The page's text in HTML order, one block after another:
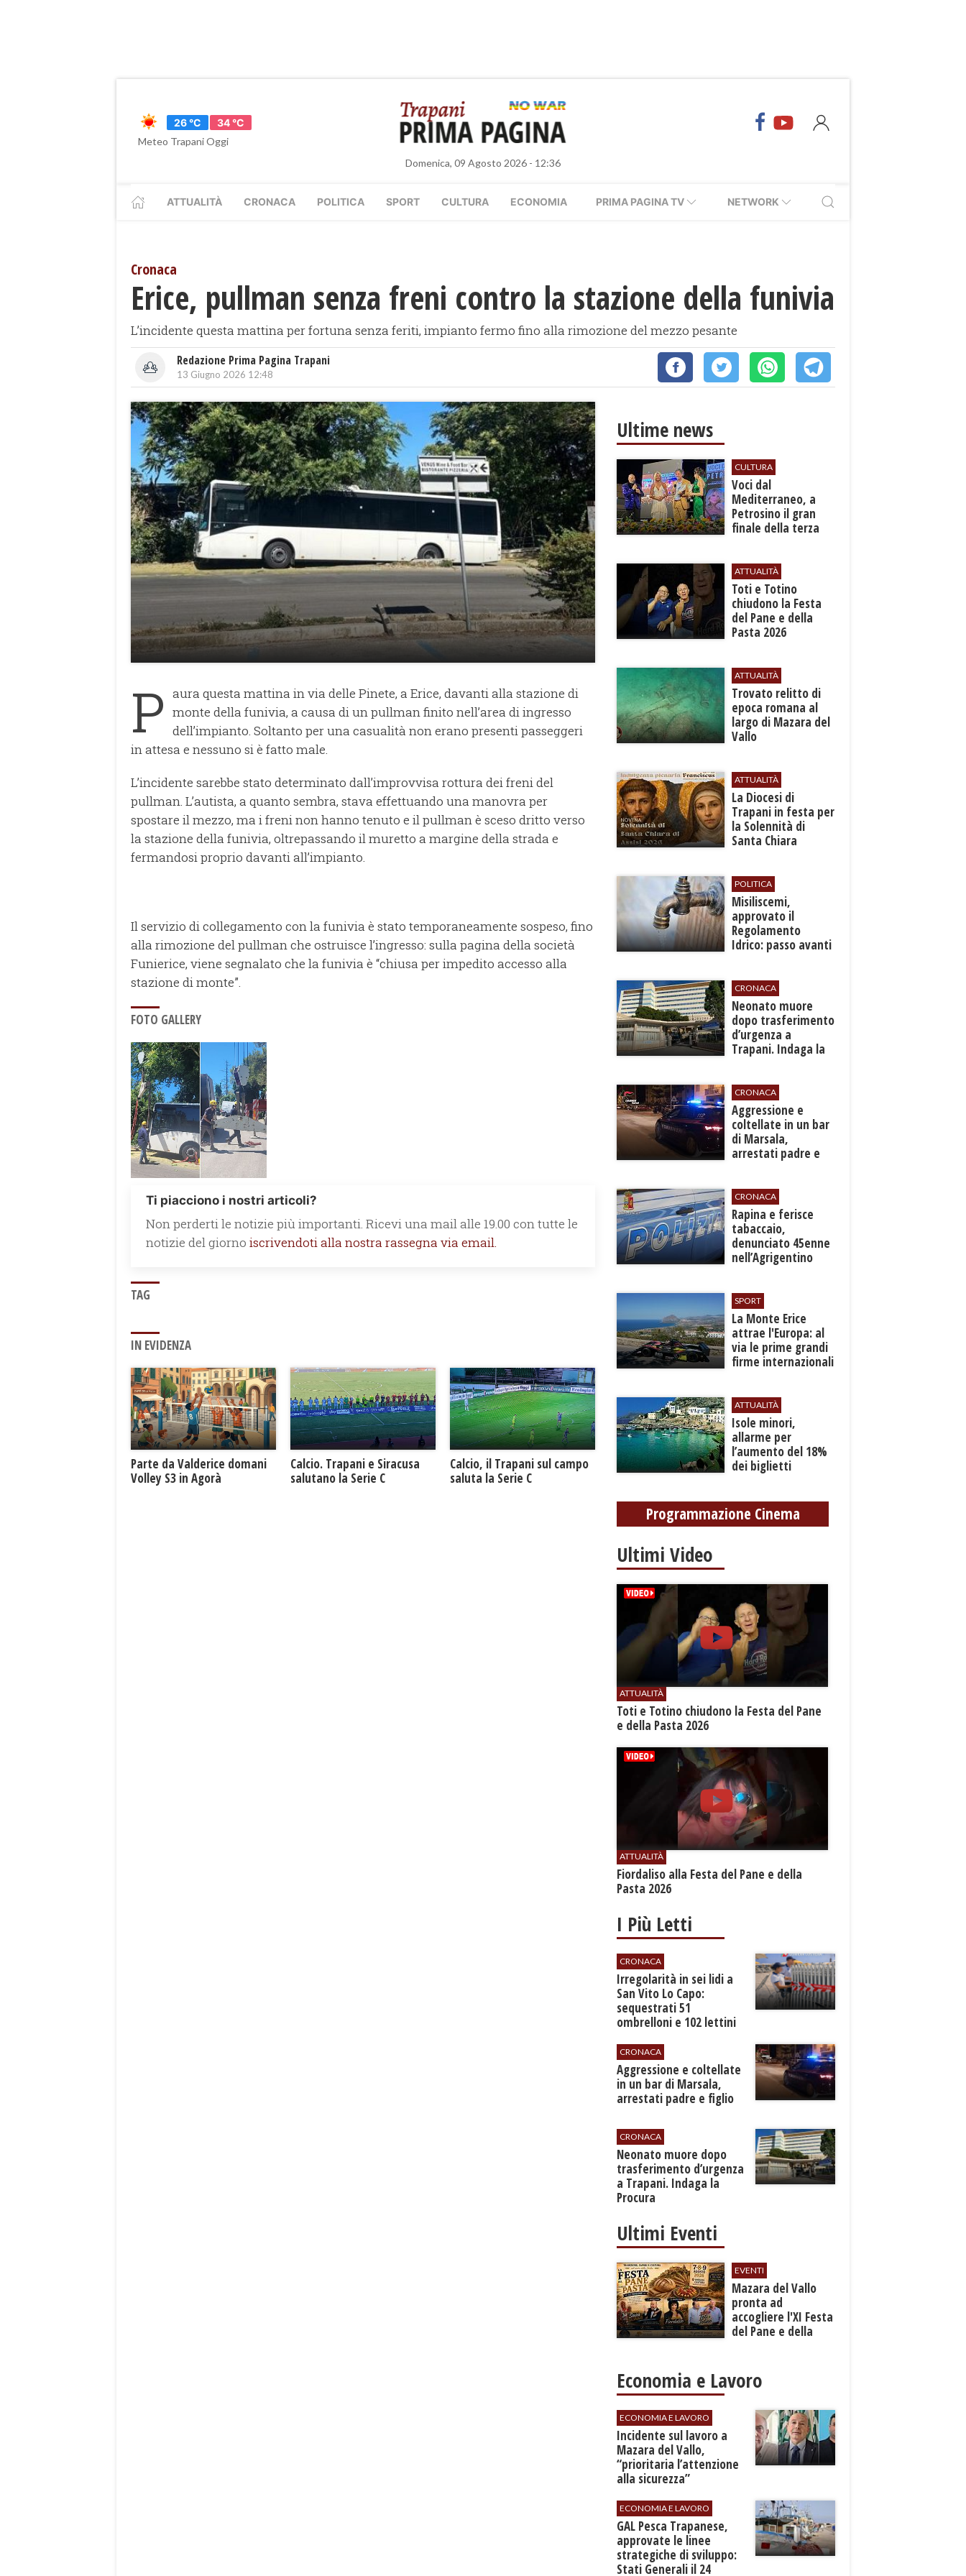
26 °C
34 °C
Meteo Trapani Oggi
Domenica, 09 Agosto 2026 - 12:36
ATTUALITÀ CRONACA POLITICA SPORT CULTURA ECONOMIA PRIMA PAGINA TV NETWORK
Cronaca
​Erice, pullman senza freni contro la stazione della funivia
L’incidente questa mattina per fortuna senza feriti, impianto fermo fino alla rimozione del mezzo pesante
Redazione Prima Pagina Trapani
13 Giugno 2026 12:48
P aura questa mattina in via delle Pinete, a Erice, davanti alla stazione di
monte della funivia, a causa di un pullman finito nell’area di ingresso
dell’impianto. Soltanto per una casualità non erano presenti passeggeri
in attesa e nessuno si è fatto male.
L’incidente sarebbe stato determinato dall’improvvisa rottura dei freni del
pullman. L’autista, a quanto sembra, stava effettuando una manovra per
spostare il mezzo, ma i freni non hanno tenuto e il pullman è sceso dritto verso
la stazione della funivia, oltrepassando il muretto a margine della strada e
fermandosi proprio davanti all’impianto.
Il servizio di collegamento con la funivia è stato temporaneamente sospeso, fino
alla rimozione del pullman che ostruisce l’ingresso: sulla pagina della società
Funierice, viene segnalato che la funivia è “chiusa per impedito accesso alla
stazione di monte”.
FOTO GALLERY
Ti piacciono i nostri articoli?
Non perderti le notizie più importanti. Ricevi una mail alle 19.00 con tutte le
notizie del giorno iscrivendoti alla nostra rassegna via email.
TAG
IN EVIDENZA
Parte da Valderice domani
Volley S3 in Agorà
Calcio. Trapani e Siracusa
salutano la Serie C
Calcio, il Trapani sul campo
saluta la Serie C
Ultime news
CULTURA
Voci dal
Mediterraneo, a
Petrosino il gran
finale della terza
ATTUALITÀ
Toti e Totino
chiudono la Festa
del Pane e della
Pasta 2026
ATTUALITÀ
​Trovato relitto di
epoca romana al
largo di Mazara del
Vallo
ATTUALITÀ
La Diocesi di
Trapani in festa per
la Solennità di
Santa Chiara
POLITICA
Misiliscemi,
approvato il
Regolamento
Idrico: passo avanti
servizio
CRONACA
​Neonato muore
dopo trasferimento
d’urgenza a
Trapani. Indaga la
CRONACA
​Aggressione e
coltellate in un bar
di Marsala,
arrestati padre e
CRONACA
​Rapina e ferisce
tabaccaio,
denunciato 45enne
nell’Agrigentino
SPORT
La Monte Erice
attrae l'Europa: al
via le prime grandi
firme internazionali
ATTUALITÀ
Isole minori,
allarme per
l’aumento del 18%
dei biglietti
Programmazione Cinema
Ultimi Video
ATTUALITÀ
Toti e Totino chiudono la Festa del Pane
e della Pasta 2026
ATTUALITÀ
Fiordaliso alla Festa del Pane e della
Pasta 2026
I Più Letti
CRONACA
Irregolarità in sei lidi a
San Vito Lo Capo:
sequestrati 51
ombrelloni e 102 lettini
CRONACA
​Aggressione e coltellate
in un bar di Marsala,
arrestati padre e figlio
CRONACA
​Neonato muore dopo
trasferimento d’urgenza
a Trapani. Indaga la
Procura
Ultimi Eventi
EVENTI
Mazara del Vallo
pronta ad
accogliere l'XI Festa
del Pane e della
Economia e Lavoro
ECONOMIA E LAVORO
​Incidente sul lavoro a
Mazara del Vallo,
“prioritaria l’attenzione
alla sicurezza”
ECONOMIA E LAVORO
GAL Pesca Trapanese,
approvate le linee
strategiche di sviluppo:
Stati Generali il 24